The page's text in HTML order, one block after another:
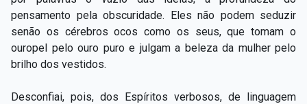
pensamento pela obscuridade. Eles não podem seduzir
senão os cérebros ocos como os seus, que tomam o
ouropel pelo ouro puro e julgam a beleza da mulher pelo
brilho dos vestidos.
Desconfiai, pois, dos Espíritos verbosos, de linguagem